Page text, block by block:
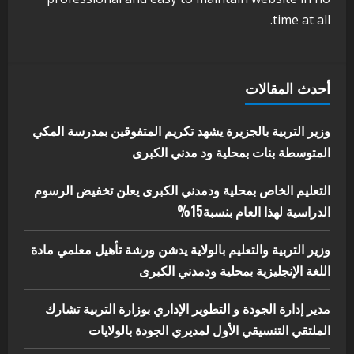
بوزارة التربية تشارك الملتقي التنسيقي
5
البيئة بالمحلية
يوليو 29, 2026
time at all.
أحدث المقالات
وزير التربية بالجزيرة يشهد تكريم المتفوقين بمدرسة المكي
المتوسطة بنات بمحلية ود مدني الكبرى
التعليم الخاص بمحلية ودمدني الكبرى يعلن تخفيض الرسوم
الدراسية لهذا العام بنسبة15%
وزير التربية والتعليم بالولاية يدشن ورشة تأهيل معلمي مادة
اللغة الإنجليزية بمحلية ودمدني الكبرى
مدير إدارة الجودة و التطوير الإداري بوزارة التربية تشارك
الملتقي التنسيقي الأول لمديري الجودة بالولايات